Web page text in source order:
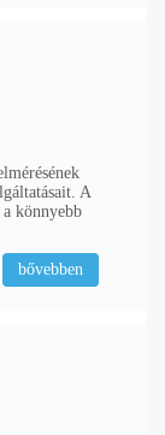
A
könnyebb
bővebben